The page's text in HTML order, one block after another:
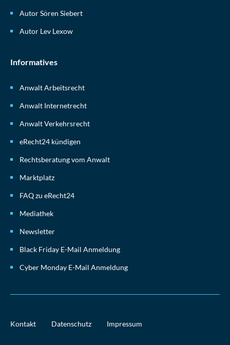
Autor Sören Siebert
Autor Lev Lexow
Informatives
Anwalt Arbeitsrecht
Anwalt Internetrecht
Anwalt Verkehrsrecht
eRecht24 kündigen
Rechtsberatung vom Anwalt
Marktplatz
FAQ zu eRecht24
Mediathek
Newsletter
Black Friday E-Mail Anmeldung
Cyber Monday E-Mail Anmeldung
Kontakt Datenschutz Impressum